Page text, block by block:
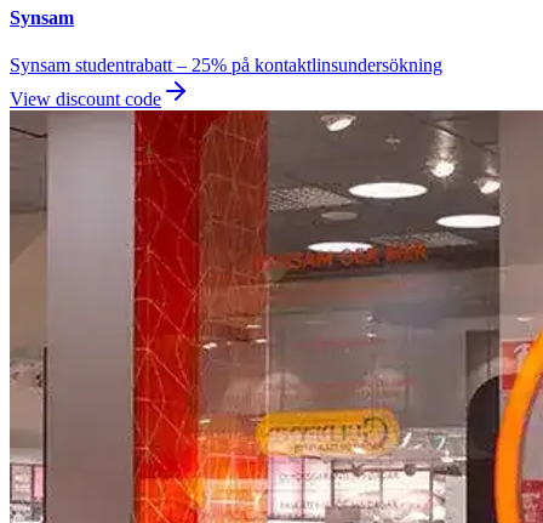
Synsam
Synsam studentrabatt – 25% på kontaktlinsundersökning
View discount code